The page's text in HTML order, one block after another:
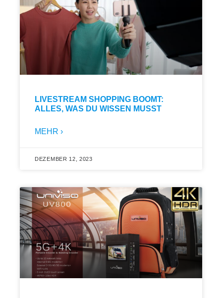
LIVESTREAM SHOPPING BOOMT:
ALLES, WAS DU WISSEN MUSST
MEHR ›
DEZEMBER 12, 2023